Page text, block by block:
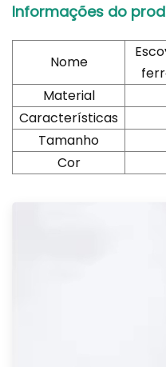
Informações do
Nome
Material
Características
Tamanho
Cor